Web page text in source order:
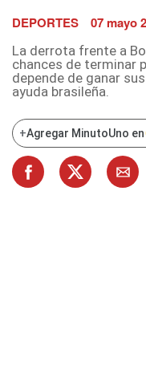
DEPORTES 07 mayo
La derrota frente a
chances de terminar
depende de ganar
ayuda brasileña.
+Agregar MinutoUno en